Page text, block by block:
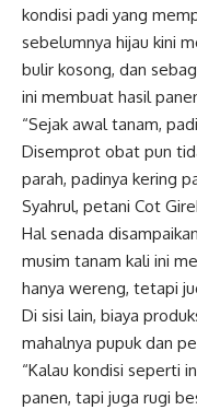
kondisi padi yang
sebelumnya hijau kini
bulir kosong, dan
ini membuat hasil
“Sejak awal tanam,
Disemprot obat pun
parah, padinya kering
Syahrul, petani Cot
Hal senada
musim tanam kali ini
hanya wereng, tetapi
Di sisi lain, biaya
mahalnya pupuk dan
“Kalau kondisi seperti
panen, tapi juga rugi